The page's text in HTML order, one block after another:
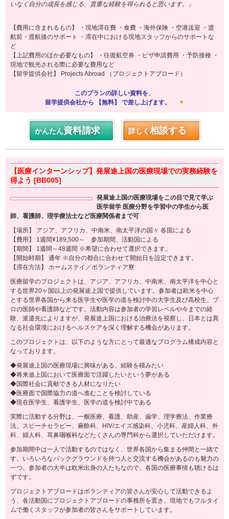
いなく自分の成長を感じる、貴重な経験を得られると思います。」
【費用に含まれるもの】 ・現地滞在費 ・食費 ・海外保険 ・空港送迎 ・渡
航前・渡航後のサポート ・滞在中における現地スタッフからのサポートな
ど
【上記費用のほか必要なもの】 ・往復航空券 ・ビザ申請費用 ・予防接種 ・
現地で観光される際に必要な費用など
【留学提供会社】 Projects Abroad （プロジェクトアブロード）
このプランの詳しい資料を、
留学提供会社から 【無料】 で差し上げます。
▼
かんたん資料請求 詳しく相談する
【医療インターンシップ】発展途上国の医療現場での実務経験を
得よう [BB005]
発展途上国の医療現場をこの目で見て学ぶ
医学留学 医療分野を学習中の学生から医
師、看護師、理学療法士など医療関係者まで可
【場所】 アジア、アフリカ、中南米、南太平洋の国々 各国による
【費用】 1週間¥189,500～ 参加期間、活動国による
【期間】 1週間～48週間 ※希望に合わせて選択できます。
【開始時期】 通年 ※自分の都合に合わせて開始日を設定できます。
【滞在方法】 ホームステイ／ボランティア寮
医療留学のプロジェクトは、アジア、アフリカ、中南米、南太平洋を中心と
する世界20ヶ国以上の発展途上国で提供しています。参加者は欧米を中心
とする世界各国から来る医学生や医学の道を検討中の大学生及び高校生、プ
ロの医師や看護師などです。活動内容は参加者の学習レベルや今までの経
験、派遣先によりますが、発展途上国における治療法を視察し、日本とは異
なる社会環境におけるヘルスケアを深く理解する機会があります。
このプロジェクトは、以下のような方にとって最適なプログラム構成内容と
なっております。
◆発展途上国の医療現場に興味がある、経験を積みたい
◆将来途上国において医療面で活躍したいという夢がある
◆国際社会に貢献できる人材になりたい
◆医療面で国際協力の道へ進むことを検討している
◆現在医学生、看護学生、医学の道を検討中である
実際に活動する分野は、一般医療、看護、助産、歯学、理学療法、作業療
法、スピーチセラピー、麻酔科、HIV/エイズ感染科、小児科、産婦人科、外
科、婦人科、耳鼻咽喉科などたくさんの専門科から選択していただけます。
参加期間中は一人で活動するのではなく、世界各国から集まる仲間と一緒で
す。いろいろなバックグラウンドを持つ人と交流する機会があるのも魅力の
一つ。参加者の大半は欧米出身の人たちなので、各国の医療事情も聴けるは
ずです。
プロジェクトアブロードはボランティアの皆さんが安心して活動できるよ
う、各活動国にプロジェクトアブロードの事務所を置き、現地でもフルタイ
ムで働くスタッフが参加者の皆さんをサポートしています。